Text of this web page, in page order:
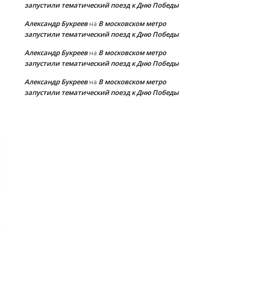
запустили тематический поезд к Дню Победы
Александр Букреевна В московском метро
запустили тематический поезд к Дню Победы
Александр Букреевна В московском метро
запустили тематический поезд к Дню Победы
Александр Букреевна В московском метро
запустили тематический поезд к Дню Победы